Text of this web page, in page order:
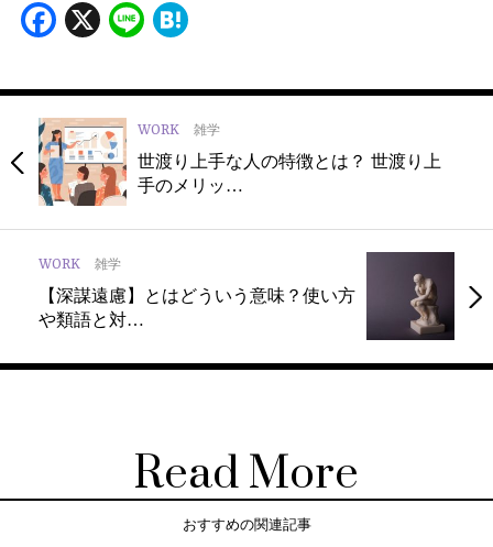
Facebook
X Line
WORK 雑学
世渡り上手な人の特徴とは？ 世渡り上
手のメリッ…
WORK 雑学
【深謀遠慮】とはどういう意味？使い方
や類語と対…
Read More
おすすめの関連記事